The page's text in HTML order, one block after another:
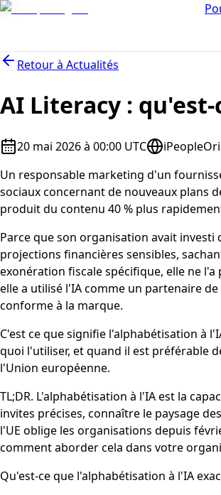
Retour à Actualités
AI Literacy :
20 mai 2026 à 00:00 UTC iPeople
Un responsable marketing d'un
sociaux concernant de nouveaux plans
produit du contenu 40 % plus
Parce que son organisation avait investi
projections financières sensibles,
exonération fiscale spécifique, elle ne
elle a utilisé l'IA comme un partenaire
conforme à la marque.
C'est ce que signifie l'alphabétisation à
quoi l'utiliser, et quand il est préférable
l'Union européenne.
TL;DR. L'alphabétisation à l'IA est la
invites précises, connaître le paysage
l'UE oblige les organisations depuis
comment aborder cela dans votre
Qu'est-ce que l'alphabétisation à l'IA